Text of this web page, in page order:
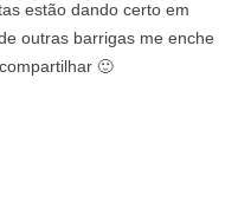
estão dando certo em
outras barrigas me enche
🙂